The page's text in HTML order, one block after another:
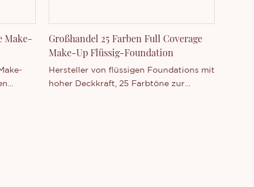
Make-
Großhandel 25 Farben Full Coverage
Make-Up Flüssig-Foundation
Hersteller von flüssigen Foundations mit
hoher Deckkraft, 25 Farbtöne zur